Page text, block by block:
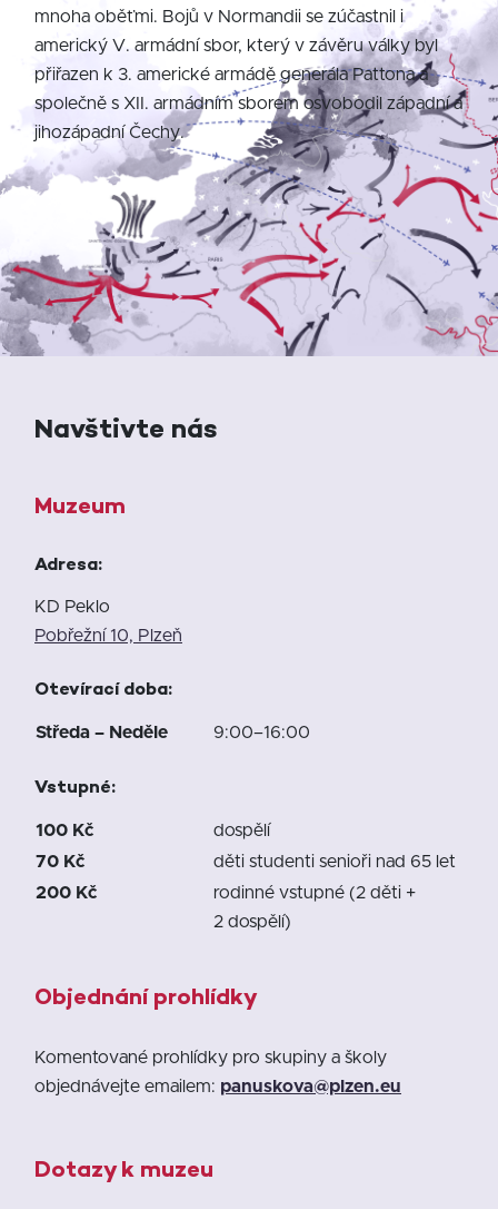
mnoha oběťmi. Bojů v Normandii se zúčastnil i
americký V. armádní sbor, který v závěru války byl
přiřazen k 3. americké armádě generála Pattona a
společně s XII. armádním sborem osvobodil západní a
jihozápadní Čechy.
Navštivte nás
Muzeum
Adresa:
KD Peklo
Pobřežní 10, Plzeň
Otevírací doba:
Středa – Neděle 9:00–16:00
Vstupné:
100 Kč
dospělí
70 Kč
děti studenti senioři nad 65 let
200 Kč
rodinné vstupné (2 děti +
2 dospělí)
Objednání prohlídky
Komentované prohlídky pro skupiny a školy
objednávejte emailem: panuskova@plzen.eu
Dotazy k muzeu